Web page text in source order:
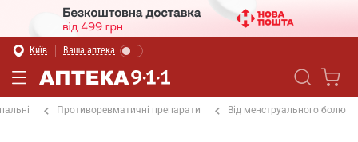
Київ Ваша аптека
Противоревматичні препарати Від менструального болю